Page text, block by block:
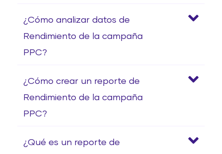
¿Cómo analizar datos de
Rendimiento de la campaña
PPC?
¿Cómo crear un reporte de
Rendimiento de la campaña
PPC?
¿Qué es un reporte de